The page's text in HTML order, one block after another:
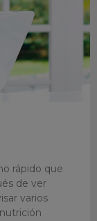
rápido que
de ver
varios